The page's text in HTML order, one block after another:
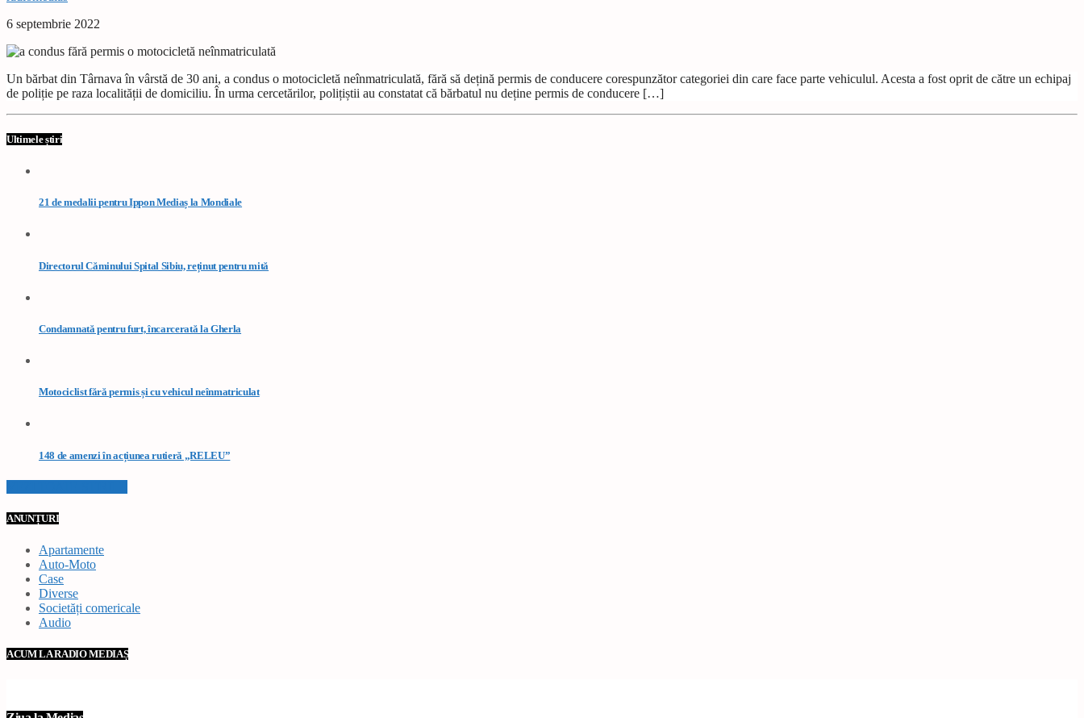
6 septembrie 2022
Un bărbat din Târnava în vârstă de 30 ani, a condus o motocicletă neînmatriculată, fără să dețină permis de conducere corespunzător categoriei din care face parte vehiculul. Acesta a fost oprit de către un echipaj
de poliție pe raza localității de domiciliu. În urma cercetărilor, polițiștii au constatat că bărbatul nu deține permis de conducere […]
Ultimele știri
21 de medalii pentru Ippon Mediaș la Mondiale
Directorul Căminului Spital Sibiu, reținut pentru mită
Condamnată pentru furt, încarcerată la Gherla
Motociclist fără permis și cu vehicul neînmatriculat
148 de amenzi în acțiunea rutieră „RELEU”
ANUNȚURI
Apartamente
Auto-Moto
Case
Diverse
Societăți comericale
Audio
ACUM LA RADIO MEDIAȘ